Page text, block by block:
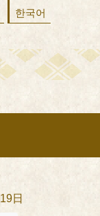
한국어
日